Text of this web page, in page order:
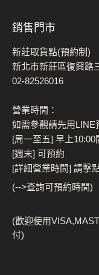
銷售門市
新莊取貨點(預約制)
新北市新莊區復興路
02-82526016
營業時間：
如需參觀請先用LINE
[周一至五] 早上10:00
[週末] 可預約
[詳細營業時間] 請擊
(-->查詢可預約時間)
(歡迎使用
付)